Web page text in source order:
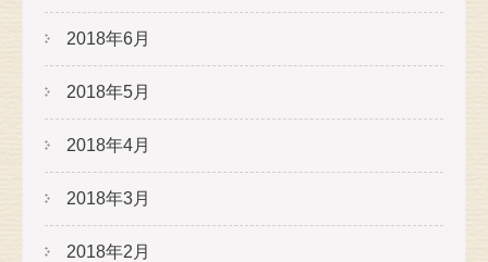
2018年6月
2018年5月
2018年4月
2018年3月
2018年2月